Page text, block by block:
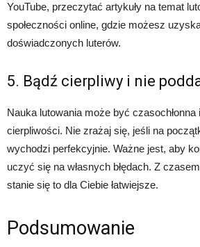
YouTube, przeczytać artykuły na temat
społeczności online, gdzie możesz
doświadczonych luterów.
5. Bądź cierpliwy i nie
Nauka lutowania może być czasochłonna
cierpliwości. Nie zrażaj się, jeśli na
wychodzi perfekcyjnie. Ważne jest, aby
uczyć się na własnych błędach. Z
stanie się to dla Ciebie łatwiejsze.
Podsumowanie